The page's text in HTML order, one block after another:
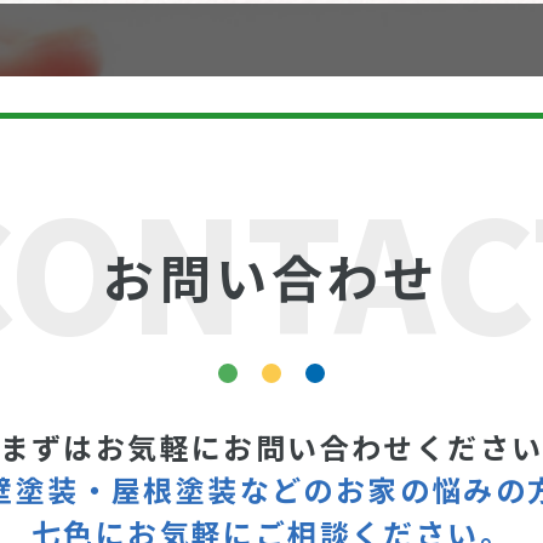
お問い合わせ
まずはお気軽にお問い合わせください
塗装・屋根塗装などのお家の悩みの
七色にお気軽にご相談ください。